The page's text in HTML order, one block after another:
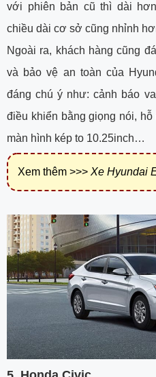
với phiên bản cũ thì dài
chiều dài cơ sở cũng nhỉnh
Ngoài ra, khách hàng cũng
và bảo vệ an toàn của
đáng chú ý như: cảnh báo
điều khiển bằng giọng nói,
màn hình kép to 10.25inch…
Xem thêm >>> Xe Hyundai